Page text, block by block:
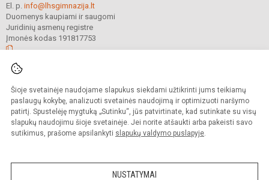
Šioje svetainėje naudojame slapukus siekdami užtikrinti jums teikiamų
paslaugų kokybę, analizuoti svetainės naudojimą ir optimizuoti naršymo
patirtį. Spustelėję mygtuką „Sutinku“, jūs patvirtinate, kad sutinkate su visų
slapukų naudojimu šioje svetainėje. Jei norite atšaukti arba pakeisti savo
sutikimus, prašome apsilankyti slapukų valdymo puslapyje.
NUSTATYMAI
El. p. info@lhsgimnazija.lt
Duomenys kaupiami ir saugomi
Juridinių asmenų registre
Įmonės kodas 191817753
saugomos.
Kopijuoti turinį be raštiško gimnazijos sutikimo griežtai draudžiama.
Prieinamumo paraiška Slapukų valdymas
Sumanus būdas atnaujinti